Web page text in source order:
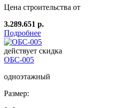
Цена строительства от
3.289.651 р.
Подробнее
действует скидка
ОБС-005
одноэтажный
Размер: